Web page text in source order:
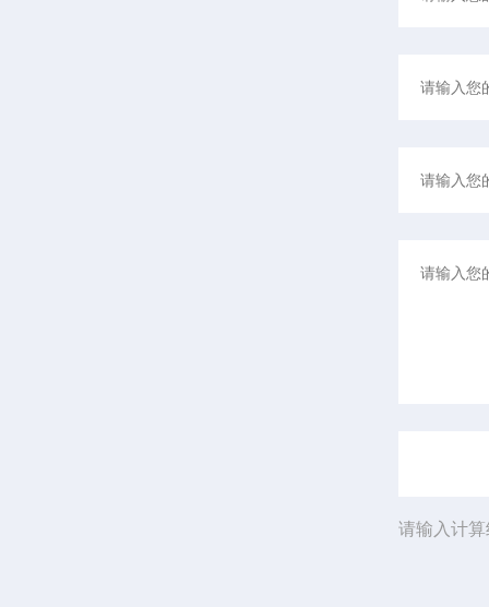
请输入计